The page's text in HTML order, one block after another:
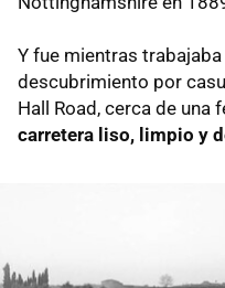
Y fue mientras trabajaba
descubrimiento por
Hall Road, cerca de una
carretera liso, limpio y